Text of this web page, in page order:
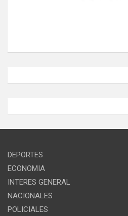
DEPORTES
ECONOMIA
INTERES GENERAL
NACIONALES
POLICIALES